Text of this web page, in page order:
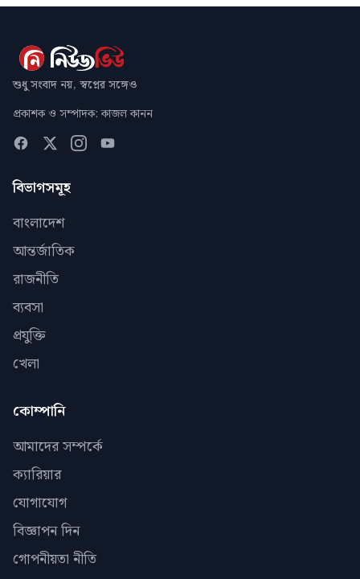
শুধু সংবাদ নয়, স্বপ্নের সঙ্গেও
প্রকাশক ও সম্পাদক: কাজল কানন
বিভাগসমূহ
বাংলাদেশ
আন্তর্জাতিক
রাজনীতি
ব্যবসা
প্রযুক্তি
খেলা
কোম্পানি
আমাদের সম্পর্কে
ক্যারিয়ার
যোগাযোগ
বিজ্ঞাপন দিন
গোপনীয়তা নীতি